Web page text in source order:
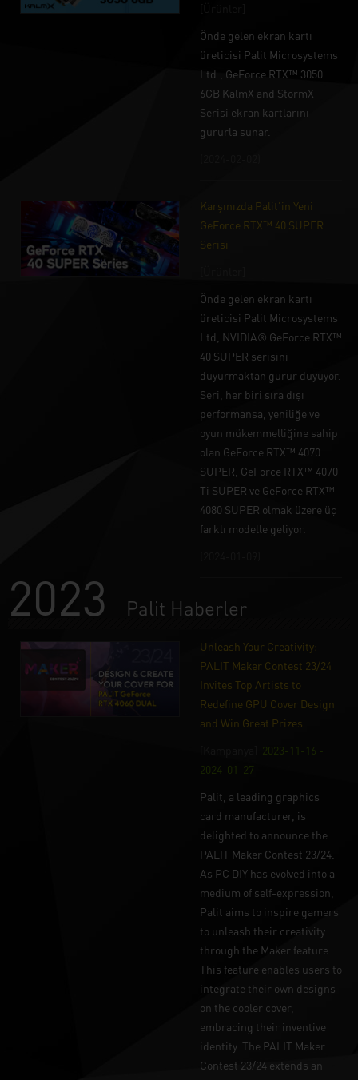
Önde gelen ekran kartı
üreticisi Palit Microsystems
Ltd., GeForce RTX™ 3050
6GB KalmX and StormX
Serisi ekran kartlarını
gururla sunar.
Karşınızda Palit'in Yeni
GeForce RTX™ 40 SUPER
Serisi
Önde gelen ekran kartı
üreticisi Palit Microsystems
Ltd, NVIDIA® GeForce RTX™
40 SUPER serisini
duyurmaktan gurur duyuyor.
Seri, her biri sıra dışı
performansa, yeniliğe ve
oyun mükemmelliğine sahip
olan GeForce RTX™ 4070
SUPER, GeForce RTX™ 4070
Ti SUPER ve GeForce RTX™
4080 SUPER olmak üzere üç
farklı modelle geliyor.
2023 Palit Haberler
Unleash Your Creativity:
PALIT Maker Contest 23/24
Invites Top Artists to
Redefine GPU Cover Design
and Win Great Prizes
2023-11-16 -
2024-01-27
Palit, a leading graphics
card manufacturer, is
delighted to announce the
PALIT Maker Contest 23/24.
As PC DIY has evolved into a
medium of self-expression,
Palit aims to inspire gamers
to unleash their creativity
through the Maker feature.
This feature enables users to
integrate their own designs
on the cooler cover,
embracing their inventive
identity. The PALIT Maker
Contest 23/24 extends an